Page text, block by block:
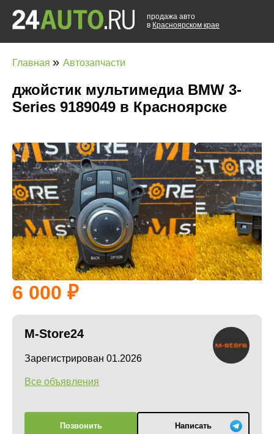
продажа авто
в Красноярском крае
Главная » Автозапчасти
джойстик мультимедиа BMW 3-
Series 9189049 в Красноярске
6 000
M-Store24
Зарегистрирован 01.2026
Все объявления
Позвонить Написать